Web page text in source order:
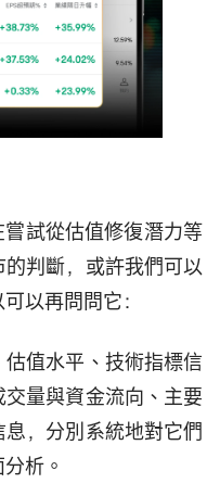
試從估值修復潛力等
判斷，或許我們可以
以再問問它：
值水平、技術指標信
量與資金流向、主要
，分別系統地對它們
析。